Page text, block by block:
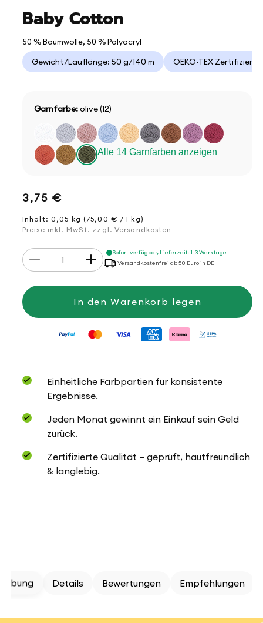
Baby Cotton
50 % Baumwolle, 50 % Polyacryl
Gewicht/Lauflänge: 50 g/140 m OEKO-TEX
Garnfarbe:olive (12)
Alle 14 Garnfarben anzeigen
Normaler
Preis
3,75 €
Inhalt: 0,05 kg (75,00 € / 1 kg)
Preise inkl. MwSt. zzgl. Versandkosten
Anzahl
Verringere
die
für
Erhöhe
die
Baby
Cotton
Sofort verfügbar, Lieferzeit: 1-3 Werktage
Versandkostenfrei ab 50 Euro in DE
In den Warenkorb legen
Einheitliche Farbpartien für konsistente
Ergebnisse.
Jeden Monat gewinnt ein Einkauf sein Geld
zurück.
Zertifizierte Qualität – geprüft, hautfreundlich
& langlebig.
Details Bewertungen Empfehlungen